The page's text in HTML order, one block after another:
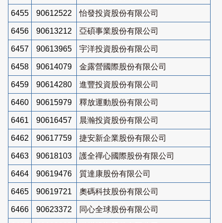
6455 90612522 怡發投資股份有限公司
6456 90613212 亞碩事業股份有限公司
6457 90613965 宇洋投資股份有限公司
6458 90614079 金露營國際股份有限公司
6459 90614280 進豐投資股份有限公司
6460 90615979 釋放運動股份有限公司
6461 90616457 晨瀚投資股份有限公司
6462 90617759 捷安新企業股份有限公司
6463 90618103 護全禪心國際股份有限公司
6464 90619476 質達康股份有限公司
6465 90619721 奧碼科技股份有限公司
6466 90623372 同心全球股份有限公司